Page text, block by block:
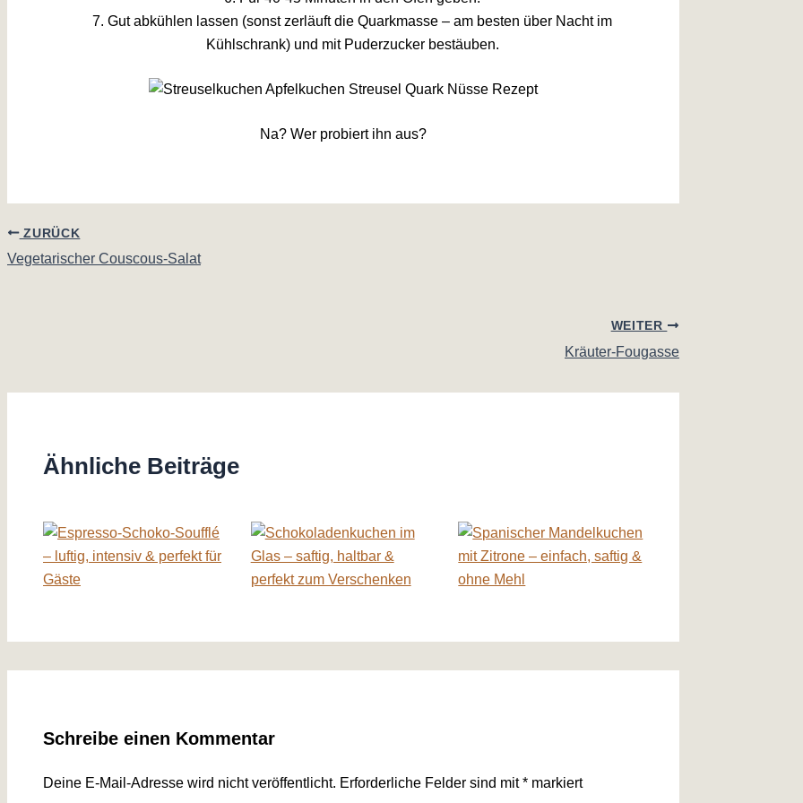
7. Gut abkühlen lassen (sonst zerläuft die Quarkmasse – am besten über Nacht im
Kühlschrank) und mit Puderzucker bestäuben.
Na? Wer probiert ihn aus?
ZURÜCK
Vegetarischer Couscous-Salat
WEITER
Kräuter-Fougasse
Ähnliche Beiträge
Schreibe einen Kommentar
Deine E-Mail-Adresse wird nicht veröffentlicht. Erforderliche Felder sind mit* markiert